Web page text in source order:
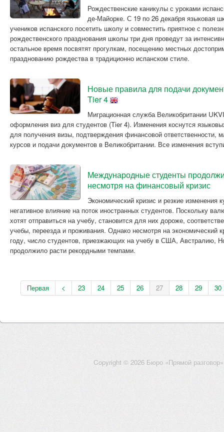
Рождественские каникулы с уроками
де-Майорке. С 19 по 26 декабря языковая
учеников испанского посетить школу и совместить приятное с
рождественского празднования школы три дня проведут за
остальное время посвятят прогулкам, посещению местных
празднованию рождества в традиционно испанском стиле.
Новые правила для подачи
Tier 4
Миграционная служба Великобритании
оформления виз для студентов (Tier 4). Изменения коснутся
для получения визы, подтверждения финансовой ответственности,
курсов и подачи документов в Великобритании. Все изменения
Международные студенты
несмотря на финансовый кризис
Экономический кризис и резкие изменения
негативное влияние на поток иностранных студентов. Поскольку
хотят отправиться на учебу, становится для них дороже,
учебы, переезда и проживания. Однако несмотря на экономический
году, число студентов, приезжающих на учебу в США, Австралию,
продолжило расти рекордными темпами.
Первая < 23 24 25 26 27 28 29 30
Copyright © 2026 Бюро «Прямой